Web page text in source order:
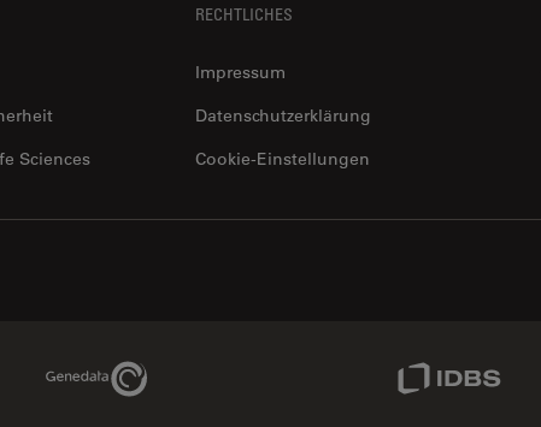
Sciences
RECHTLICHES
Impressum
Datenschutzerklärung
Cookie-Einstellungen
Genedata Link